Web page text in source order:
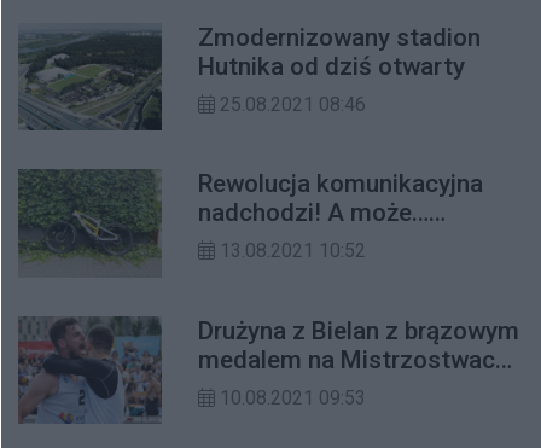
Zmodernizowany stadion
Hutnika od dziś otwarty
25.08.2021 08:46
Rewolucja komunikacyjna
nadchodzi! A może…
nadjeżdża? - Felieton
13.08.2021 10:52
Drużyna z Bielan z brązowym
medalem na Mistrzostwach
Polski w koszykówce 3x3
10.08.2021 09:53